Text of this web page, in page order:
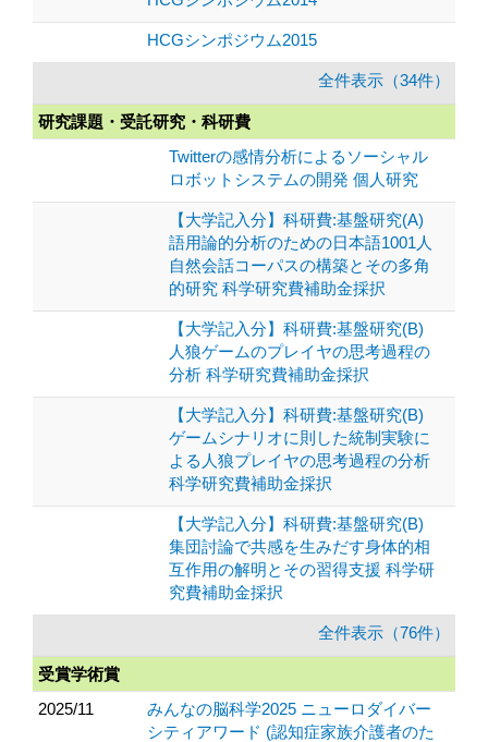
HCGシンポジウム2015
全件表示（34件）
研究課題・受託研究・科研費
Twitterの感情分析によるソーシャル
ロボットシステムの開発 個人研究
【大学記入分】科研費:基盤研究(A)
語用論的分析のための日本語1001人
自然会話コーパスの構築とその多角
的研究 科学研究費補助金採択
【大学記入分】科研費:基盤研究(B)
人狼ゲームのプレイヤの思考過程の
分析 科学研究費補助金採択
【大学記入分】科研費:基盤研究(B)
ゲームシナリオに則した統制実験に
よる人狼プレイヤの思考過程の分析
科学研究費補助金採択
【大学記入分】科研費:基盤研究(B)
集団討論で共感を生みだす身体的相
互作用の解明とその習得支援 科学研
究費補助金採択
全件表示（76件）
受賞学術賞
2025/11
みんなの脳科学2025 ニューロダイバー
シティアワード (認知症家族介護者のた